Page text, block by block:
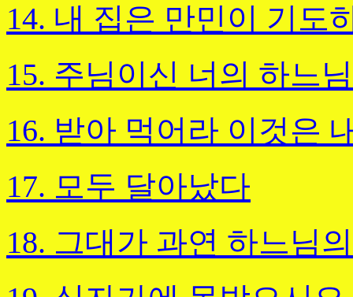
14. 내 집은 만민이 기도
15. 주님이신 너의 하느
16. 받아 먹어라 이것은
17. 모두 달아났다
18. 그대가 과연 하느님